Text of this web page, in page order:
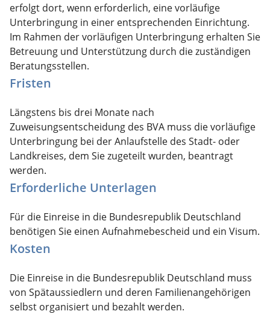
erfolgt dort, wenn erforderlich, eine vorläufige
Unterbringung in einer entsprechenden Einrichtung.
Im Rahmen der vorläufigen Unterbringung erhalten Sie
Betreuung und Unterstützung durch die zuständigen
Beratungsstellen.
Fristen
Längstens bis drei Monate nach
Zuweisungsentscheidung des BVA muss die vorläufige
Unterbringung bei der Anlaufstelle des Stadt- oder
Landkreises, dem Sie zugeteilt wurden, beantragt
werden.
Erforderliche Unterlagen
Für die Einreise in die Bundesrepublik Deutschland
benötigen Sie einen Aufnahmebescheid und ein Visum.
Kosten
Die Einreise in die Bundesrepublik Deutschland muss
von Spätaussiedlern und deren Familienangehörigen
selbst organisiert und bezahlt werden.